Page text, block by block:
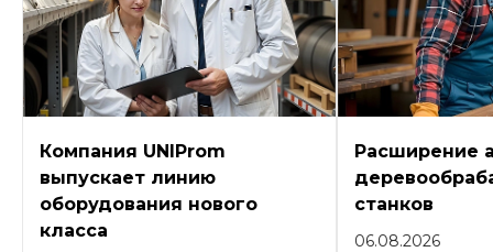
Компания UNIProm
выпускает линию
оборудования нового
класса
Расширение
станков
06.08.2026